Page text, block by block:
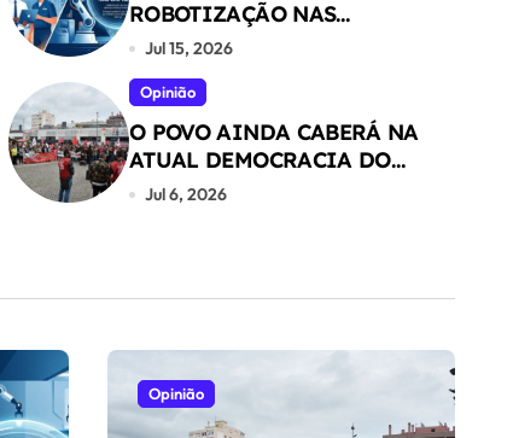
ROBOTIZAÇÃO NAS
EMPRESAS
Jul 15, 2026
Opinião
O POVO AINDA CABERÁ NA
ATUAL DEMOCRACIA DO
NOSSO PAÍS ?
Jul 6, 2026
Opinião